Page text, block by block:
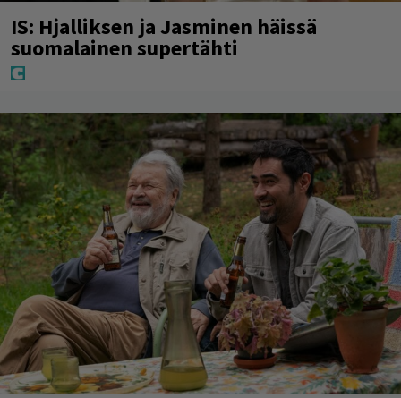
IS: Hjalliksen ja Jasminen häissä
suomalainen supertähti